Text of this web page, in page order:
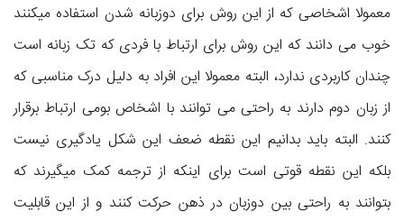
معمولا اشخاصی که از این روش برای دوزبانه شدن استفاده میکنند
خوب می دانند که این روش برای ارتباط با فردی که تک زبانه است
چندان کاربردی ندارد، البته معمولا این افراد به دلیل درک مناسبی که
از زبان دوم دارند به راحتی می توانند با اشخاص بومی ارتباط برقرار
کنند. البته باید بدانیم این نقطه ضعف این شکل یادگیری نیست
بلکه این نقطه قوتی است برای اینکه از ترجمه کمک میگیرند که
بتوانند به راحتی بین دوزبان در ذهن حرکت کنند و از این قابلیت